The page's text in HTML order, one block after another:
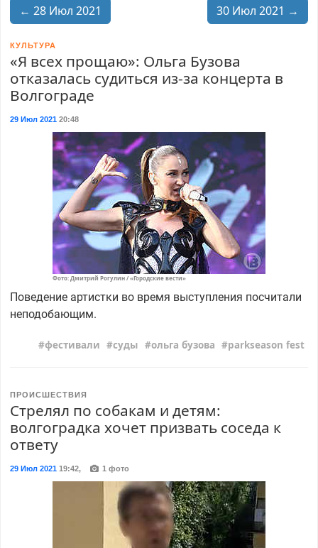
← 28 Июл 2021 30 Июл 2021 →
КУЛЬТУРА
«Я всех прощаю»: Ольга Бузова
отказалась судиться из-за концерта в
Волгограде
29 Июл 202120:48
Фото: Дмитрий Рогулин / «Городские вести»
Поведение артистки во время выступления посчитали
неподобающим.
фестивали суды ольга бузова parkseason fest
ПРОИСШЕСТВИЯ
Стрелял по собакам и детям:
волгоградка хочет призвать соседа к
ответу
29 Июл 202119:42, 1 фото